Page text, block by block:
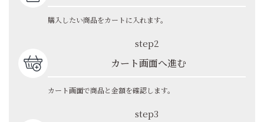
購入したい商品をカートに入れます。
step2
カート画面へ進む
カート画面で商品と金額を確認します。
step3